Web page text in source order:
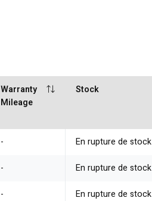
Warranty
Mileage
Stock
- En rupture de stock
- En rupture de stock
- En rupture de stock